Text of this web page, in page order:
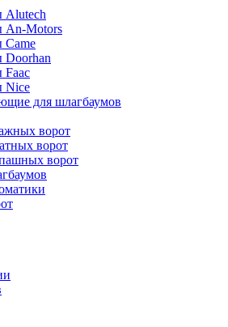
Alutech
An-Motors
Nice
для шлагбаумов
ворот
ворот
ворот